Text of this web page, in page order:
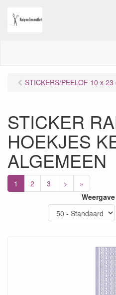
STICKERS/PEELOF 10 x
STICKER
HOEKJES
ALGEMEEN
1 2 3 >
»
Weergave